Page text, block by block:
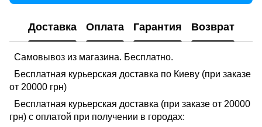
Доставка Оплата Гарантия Возврат
Самовывоз из магазина. Бесплатно.
Бесплатная курьерская доставка по Киеву (при заказе
от 20000 грн)
Бесплатная курьерская доставка (при заказе от 20000
грн) с оплатой при получении в городах: